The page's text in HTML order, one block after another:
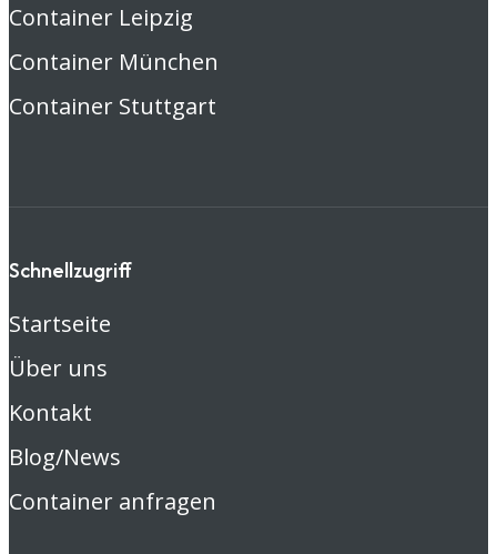
Container Leipzig
Container München
Container Stuttgart
Schnellzugriff
Startseite
Über uns
Kontakt
Blog/News
Container anfragen